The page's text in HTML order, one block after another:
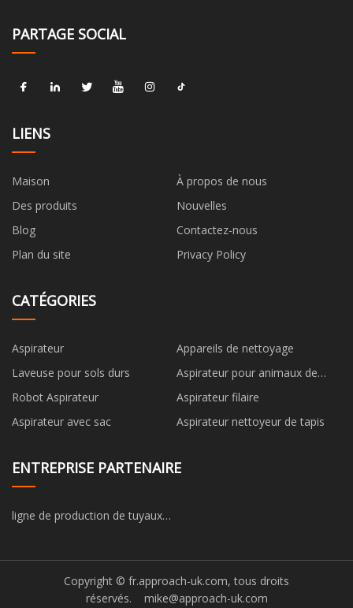
PARTAGE SOCIAL
LIENS
Maison
À propos de nous
Des produits
Nouvelles
Blog
Contactez-nous
Plan du site
Privacy Policy
CATÉGORIES
Aspirateur
Appareils de nettoyage
Laveuse pour sols durs
Aspirateur pour animaux de
compagnie
Robot Aspirateur
Aspirateur filaire
Aspirateur avec sac
Aspirateur nettoyeur de tapis
ENTREPRISE PARTENAIRE
ligne de production de tuyaux
Copyright © fr.approach-uk.com, tous droits
réservés. mike@approach-uk.com